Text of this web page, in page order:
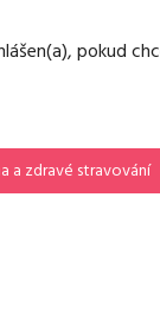
pokud
a zdravé stravování